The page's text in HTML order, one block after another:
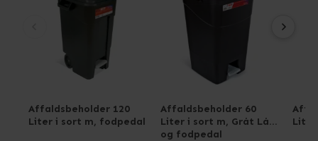
Affaldsbeholder 120
Liter i sort m, fodpedal
Affaldsbeholder 60
Liter i sort m, Gråt Låg
og fodpedal
Liter